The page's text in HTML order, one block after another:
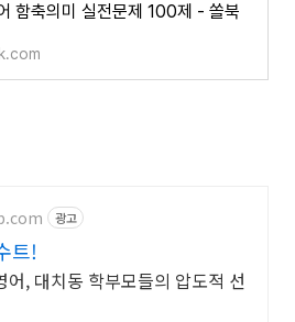
함축의미 실전문제 100제 - 쏠북
광고
트!
어, 대치동 학부모들의 압도적 선